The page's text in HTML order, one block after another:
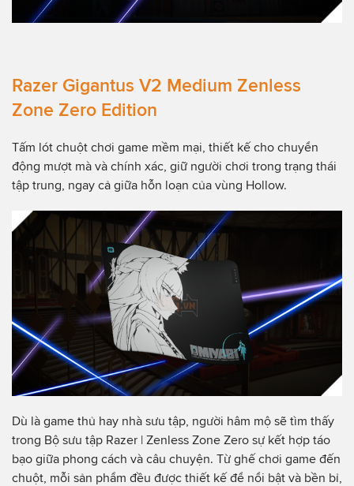
Razer Gigantus V2 Medium Zenless
Zone Zero Edition
Tấm lót chuột chơi game mềm mại, thiết kế cho chuyển
động mượt mà và chính xác, giữ người chơi trong trạng thái
tập trung, ngay cả giữa hỗn loạn của vùng Hollow.
Dù là game thủ hay nhà sưu tập, người hâm mộ sẽ tìm thấy
trong Bộ sưu tập Razer | Zenless Zone Zero sự kết hợp táo
bạo giữa phong cách và câu chuyện. Từ ghế chơi game đến
chuột, mỗi sản phẩm đều được thiết kế để nổi bật và bền bỉ,